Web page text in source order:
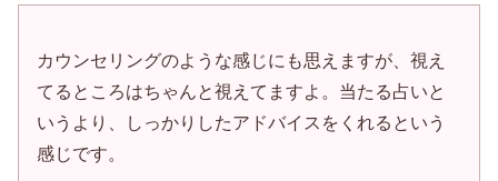
カウンセリングのような感じにも思えますが、視え
てるところはちゃんと視えてますよ。当たる占いと
いうより、しっかりしたアドバイスをくれるという
感じです。